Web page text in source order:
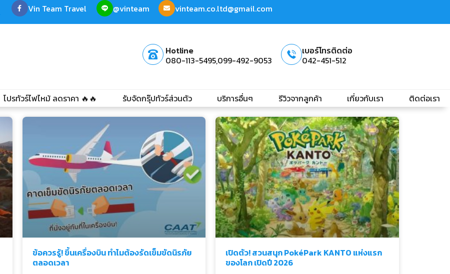
Vin Team Travel @vinteam vinteam.co.ltd@gmail.com
Hotline
080-113-5495,099-492-9053
เบอร์โทรติดต่อ
042-451-512
โปรทัวร์ไฟไหม้ ลดราคา 🔥🔥 รับจัดกรุ๊ปทัวร์ส่วนตัว บริการอื่นๆ รีวิวจากลูกค้า เกี่ยวกับเรา ติดต่อเรา
ข้อควรรู้! ขึ้นเครื่องบิน ทำไมต้องรัดเข็มขัดนิรภัย
ตลอดเวลา
เปิดตัว! สวนสนุก PokéPark KANTO แห่งแรก
ของโลก เปิดปี 2026